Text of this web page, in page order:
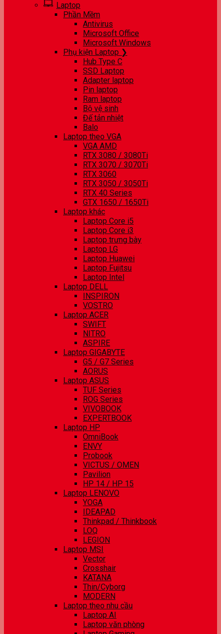
Laptop
Phần Mềm
Antivirus
Microsoft Office
Microsoft Windows
Phụ kiện Laptop ❯
Hub Type C
SSD Laptop
Adapter laptop
Pin laptop
Ram laptop
Bộ vệ sinh
Đế tản nhiệt
Balo
Laptop theo VGA
VGA AMD
RTX 3080 / 3080Ti
RTX 3070 / 3070Ti
RTX 3060
RTX 3050 / 3050Ti
RTX 40 Series
GTX 1650 / 1650Ti
Laptop khác
Laptop Core i5
Laptop Core i3
Laptop trưng bày
Laptop LG
Laptop Huawei
Laptop Fujitsu
Laptop Intel
Laptop DELL
INSPIRON
VOSTRO
Laptop ACER
SWIFT
NITRO
ASPIRE
Laptop GIGABYTE
G5 / G7 Series
AORUS
Laptop ASUS
TUF Series
ROG Series
VIVOBOOK
EXPERTBOOK
Laptop HP
OmniBook
ENVY
Probook
VICTUS / OMEN
Pavilion
HP 14 / HP 15
Laptop LENOVO
YOGA
IDEAPAD
Thinkpad / Thinkbook
LOQ
LEGION
Laptop MSI
Vector
Crosshair
KATANA
Thin/Cyborg
MODERN
Laptop theo nhu cầu
Laptop AI
Laptop văn phòng